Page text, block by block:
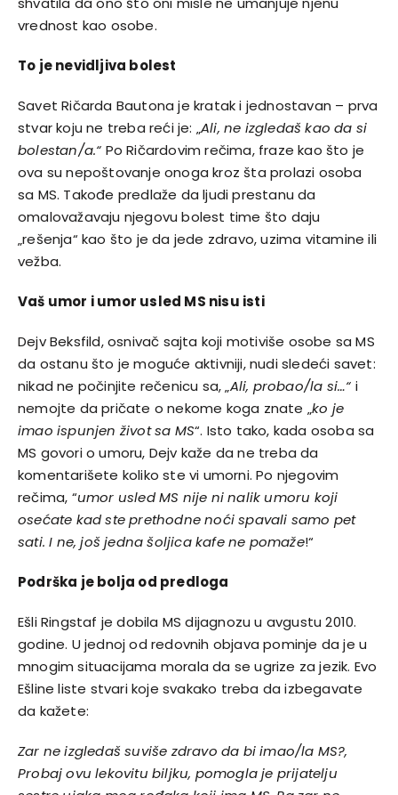
vrednost kao osobe.
To je nevidljiva bolest
Savet Ričarda Bautona je kratak i jednostavan – prva
stvar koju ne treba reći je: „Ali, ne izgledaš kao da si
bolestan/a.“ Po Ričardovim rečima, fraze kao što je
ova su nepoštovanje onoga kroz šta prolazi osoba
sa MS. Takođe predlaže da ljudi prestanu da
omalovažavaju njegovu bolest time što daju
„rešenja“ kao što je da jede zdravo, uzima vitamine ili
vežba.
Vaš umor i umor usled MS nisu isti
Dejv Beksfild, osnivač sajta koji motiviše osobe sa MS
da ostanu što je moguće aktivniji, nudi sledeći savet:
nikad ne počinjite rečenicu sa, „Ali, probao/la si…“ i
nemojte da pričate o nekome koga znate „ko je
imao ispunjen život sa MS“. Isto tako, kada osoba sa
MS govori o umoru, Dejv kaže da ne treba da
komentarišete koliko ste vi umorni. Po njegovim
rečima, “umor usled MS nije ni nalik umoru koji
osećate kad ste prethodne noći spavali samo pet
sati. I ne, još jedna šoljica kafe ne pomaže!“
Podrška je bolja od predloga
Ešli Ringstaf je dobila MS dijagnozu u avgustu 2010.
godine. U jednoj od redovnih objava pominje da je u
mnogim situacijama morala da se ugrize za jezik. Evo
Ešline liste stvari koje svakako treba da izbegavate
da kažete:
Zar ne izgledaš suviše zdravo da bi imao/la MS?,
Probaj ovu lekovitu biljku, pomogla je prijatelju